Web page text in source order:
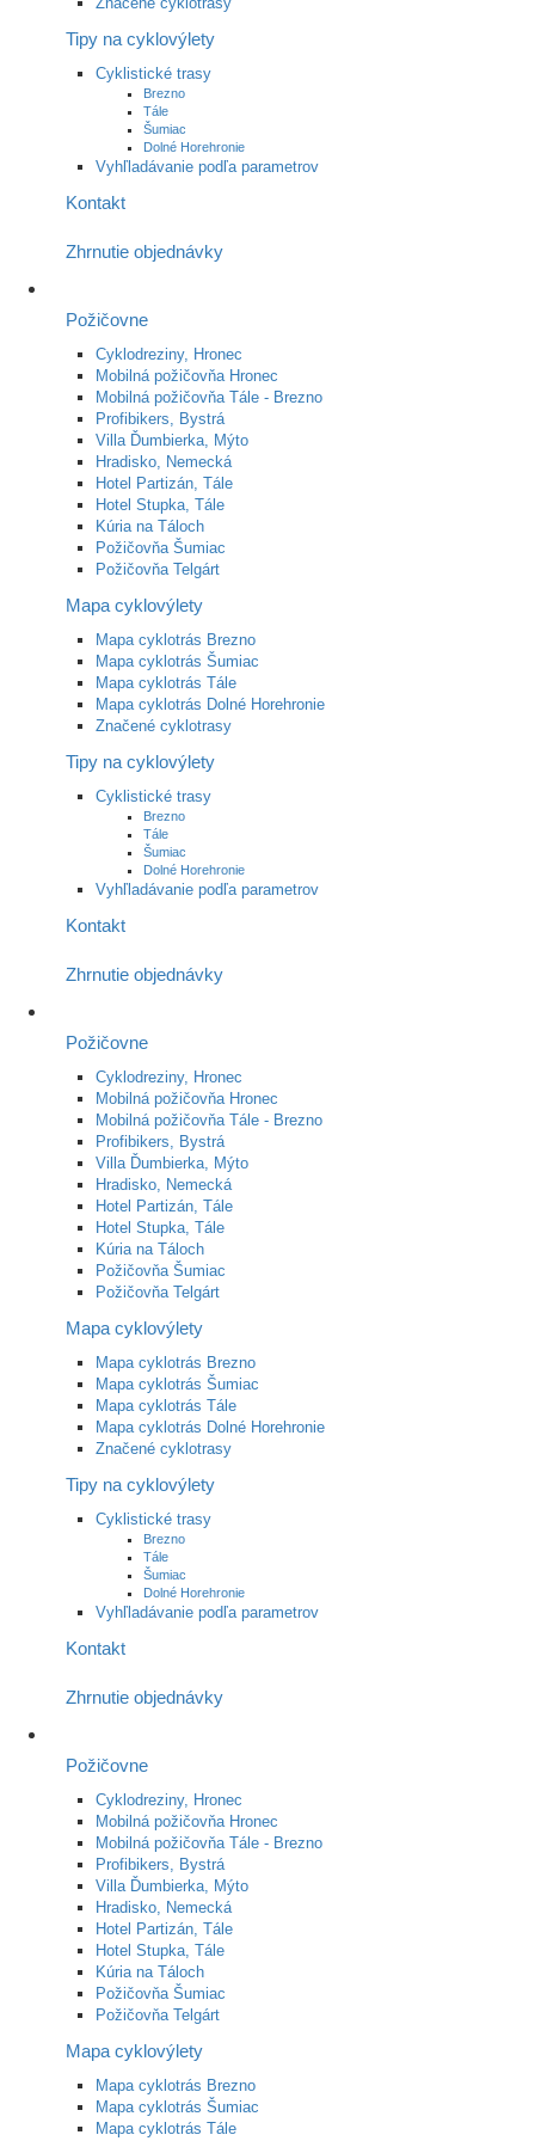
Tipy na cyklovýlety
Cyklistické trasy
Brezno
Tále
Šumiac
Dolné Horehronie
Vyhľladávanie podľa parametrov
Kontakt
Zhrnutie objednávky
Požičovne
Cyklodreziny, Hronec
Mobilná požičovňa Hronec
Mobilná požičovňa Tále - Brezno
Profibikers, Bystrá
Villa Ďumbierka, Mýto
Hradisko, Nemecká
Hotel Partizán, Tále
Hotel Stupka, Tále
Kúria na Táloch
Požičovňa Šumiac
Požičovňa Telgárt
Mapa cyklovýlety
Mapa cyklotrás Brezno
Mapa cyklotrás Šumiac
Mapa cyklotrás Tále
Mapa cyklotrás Dolné Horehronie
Značené cyklotrasy
Tipy na cyklovýlety
Cyklistické trasy
Brezno
Tále
Šumiac
Dolné Horehronie
Vyhľladávanie podľa parametrov
Kontakt
Zhrnutie objednávky
Požičovne
Cyklodreziny, Hronec
Mobilná požičovňa Hronec
Mobilná požičovňa Tále - Brezno
Profibikers, Bystrá
Villa Ďumbierka, Mýto
Hradisko, Nemecká
Hotel Partizán, Tále
Hotel Stupka, Tále
Kúria na Táloch
Požičovňa Šumiac
Požičovňa Telgárt
Mapa cyklovýlety
Mapa cyklotrás Brezno
Mapa cyklotrás Šumiac
Mapa cyklotrás Tále
Mapa cyklotrás Dolné Horehronie
Značené cyklotrasy
Tipy na cyklovýlety
Cyklistické trasy
Brezno
Tále
Šumiac
Dolné Horehronie
Vyhľladávanie podľa parametrov
Kontakt
Zhrnutie objednávky
Požičovne
Cyklodreziny, Hronec
Mobilná požičovňa Hronec
Mobilná požičovňa Tále - Brezno
Profibikers, Bystrá
Villa Ďumbierka, Mýto
Hradisko, Nemecká
Hotel Partizán, Tále
Hotel Stupka, Tále
Kúria na Táloch
Požičovňa Šumiac
Požičovňa Telgárt
Mapa cyklovýlety
Mapa cyklotrás Brezno
Mapa cyklotrás Šumiac
Mapa cyklotrás Tále